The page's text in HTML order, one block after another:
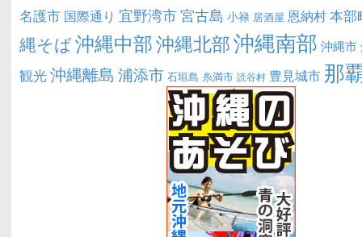
名護市 国際通り 宜野湾市宮古島 小禄 居酒屋 恩納村本部
縄そば沖縄中部沖縄北部沖縄南部 沖縄市
観光沖縄離島 浦添市 石垣島 糸満市 読谷村 豊見城市 那